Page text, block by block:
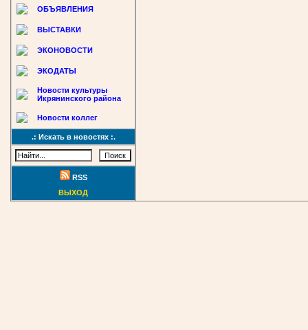
ОБЪЯВЛЕНИЯ
ВЫСТАВКИ
ЭКОНОВОСТИ
ЭКОДАТЫ
Новости культуры
Икрянинского района
Новости коллег
.: Искать в новостях :.
RSS
ВЫХОД